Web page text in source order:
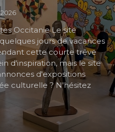
Occitanie Le site
jours de vacances
cette courte trêve
d'inspiration, mais le site
d'expositions
culturelle ? N'hésitez